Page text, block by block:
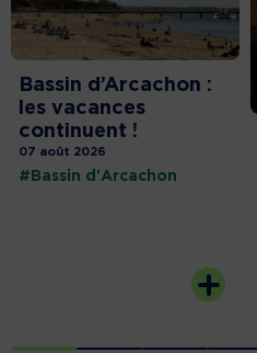
Bassin d’Arcachon :
les vacances
continuent !
07 août 2026
#Bassin d'Arcachon